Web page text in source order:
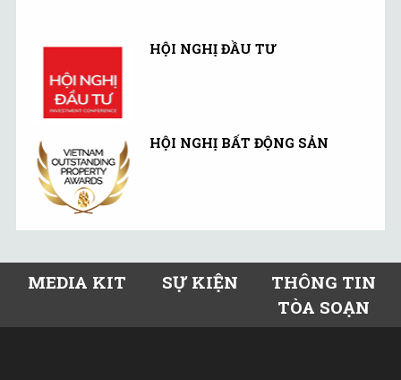
HỘI NGHỊ ĐẦU TƯ
HỘI NGHỊ BẤT ĐỘNG SẢN
MEDIA KIT SỰ KIỆN
THÔNG TIN
TÒA SOẠN